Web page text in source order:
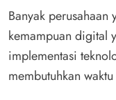
Banyak
kemampuan digital
implementasi
membutuhkan